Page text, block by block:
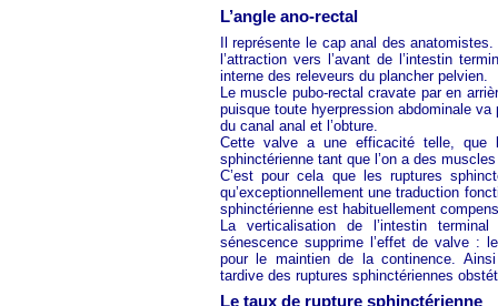
L’angle ano-rectal
Il représente le cap anal des
l’attraction vers l’avant de l’intestin
interne des releveurs du plancher pelvien.
Le muscle pubo-rectal cravate par en
puisque toute hyerpression abdominale va
du canal anal et l’obture.
Cette valve a une efficacité telle, que
sphinctérienne tant que l’on a des
C’est pour cela que les ruptures
qu’exceptionnellement une traduction
sphinctérienne est habituellement
La verticalisation de l’intestin
sénescence supprime l’effet de valve :
pour le maintien de la continence.
tardive des ruptures sphinctériennes
Le taux de rupture sphinctérienne